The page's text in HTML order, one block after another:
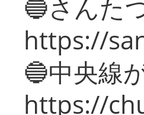
🔵さんた
https://
🔵中央線
https://